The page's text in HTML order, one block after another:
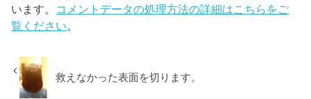
います。 コメントデータの処理方法の詳細はこちらをご
覧ください。
救えなかった表面を切ります。